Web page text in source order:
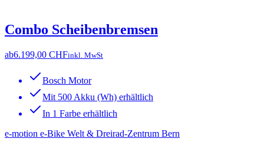
Combo Scheibenbremsen
ab6.199,00 CHFinkl. MwSt
Bosch Motor
Mit 500 Akku (Wh) erhältlich
In 1 Farbe erhältlich
e-motion e-Bike Welt & Dreirad-Zentrum Bern